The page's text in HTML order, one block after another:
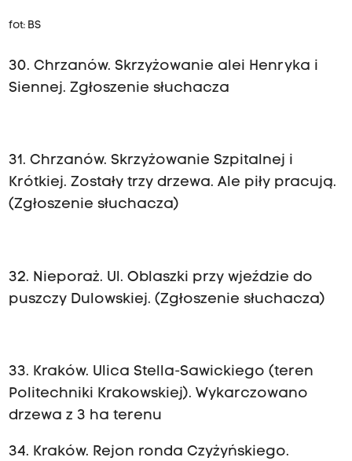
fot: BS
30. Chrzanów. Skrzyżowanie alei Henryka i
Siennej. Zgłoszenie słuchacza
31. Chrzanów. Skrzyżowanie Szpitalnej i
Krótkiej. Zostały trzy drzewa. Ale piły pracują.
(Zgłoszenie słuchacza)
32. Nieporaż. Ul. Oblaszki przy wjeździe do
puszczy Dulowskiej. (Zgłoszenie słuchacza)
33. Kraków. Ulica Stella-Sawickiego (teren
Politechniki Krakowskiej). Wykarczowano
drzewa z 3 ha terenu
34. Kraków. Rejon ronda Czyżyńskiego.